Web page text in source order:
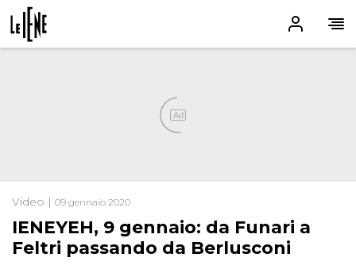
Ad
Video | 09 gennaio 2020
IENEYEH, 9 gennaio: da Funari a
Feltri passando da Berlusconi